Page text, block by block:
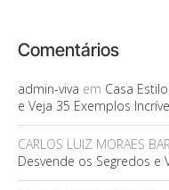
Comentários
admin-viva em Casa
e Veja 35 Exemplos
CARLOS LUIZ MORAES
Desvende os Segredos e